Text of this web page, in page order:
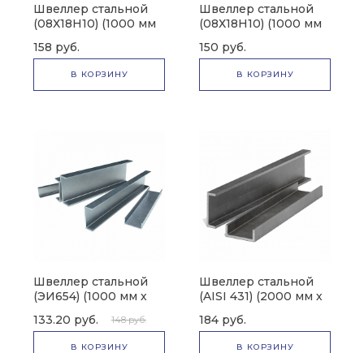
Швеллер стальной
(08Х18H10) (1000 мм
158 руб.
В КОРЗИНУ
Швеллер стальной
(08Х18H10) (1000 мм
150 руб.
В КОРЗИНУ
Швеллер стальной
(ЭИ654) (1000 мм х
133.20 руб. 148 руб.
В КОРЗИНУ
Швеллер стальной
(AISI 431) (2000 мм х
184 руб.
В КОРЗИНУ